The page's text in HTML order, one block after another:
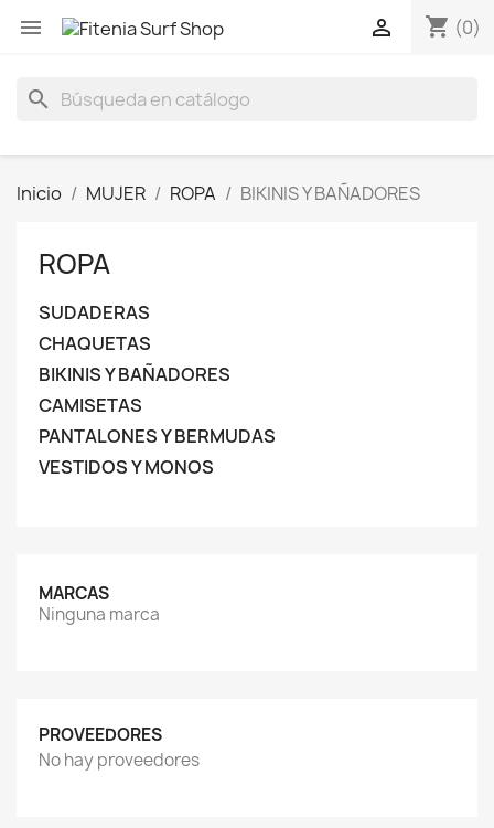
 shopping_cart (0)

search
Inicio MUJER ROPA BIKINIS Y BAÑADORES
ROPA
SUDADERAS
CHAQUETAS
BIKINIS Y BAÑADORES
CAMISETAS
PANTALONES Y BERMUDAS
VESTIDOS Y MONOS
MARCAS
Ninguna marca
PROVEEDORES
No hay proveedores